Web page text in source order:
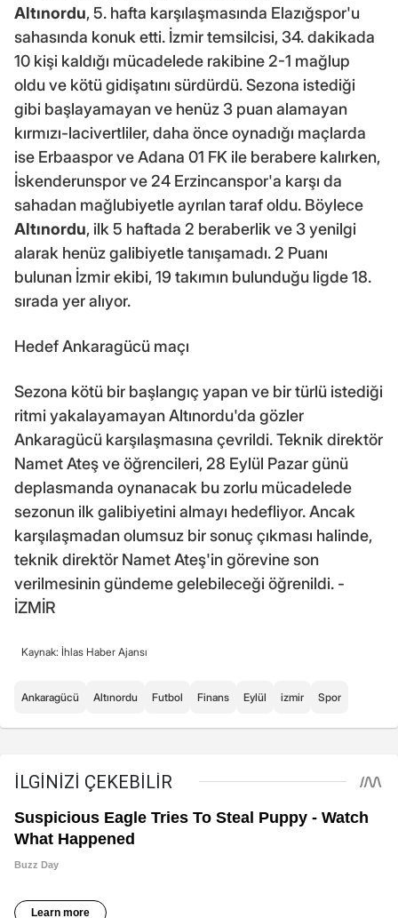
Altınordu, 5. hafta karşılaşmasında Elazığspor'u
sahasında konuk etti. İzmir temsilcisi, 34. dakikada
10 kişi kaldığı mücadelede rakibine 2-1 mağlup
oldu ve kötü gidişatını sürdürdü. Sezona istediği
gibi başlayamayan ve henüz 3 puan alamayan
kırmızı-lacivertliler, daha önce oynadığı maçlarda
ise Erbaaspor ve Adana 01 FK ile berabere kalırken,
İskenderunspor ve 24 Erzincanspor'a karşı da
sahadan mağlubiyetle ayrılan taraf oldu. Böylece
Altınordu, ilk 5 haftada 2 beraberlik ve 3 yenilgi
alarak henüz galibiyetle tanışamadı. 2 Puanı
bulunan İzmir ekibi, 19 takımın bulunduğu ligde 18.
sırada yer alıyor.
Hedef Ankaragücü maçı
Sezona kötü bir başlangıç yapan ve bir türlü istediği
ritmi yakalayamayan Altınordu'da gözler
Ankaragücü karşılaşmasına çevrildi. Teknik direktör
Namet Ateş ve öğrencileri, 28 Eylül Pazar günü
deplasmanda oynanacak bu zorlu mücadelede
sezonun ilk galibiyetini almayı hedefliyor. Ancak
karşılaşmadan olumsuz bir sonuç çıkması halinde,
teknik direktör Namet Ateş'in görevine son
verilmesinin gündeme gelebileceği öğrenildi. -
İZMİR
Kaynak: İhlas Haber Ajansı
Ankaragücü Altınordu Futbol Finans Eylül izmir Spor